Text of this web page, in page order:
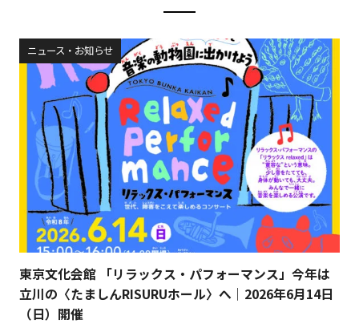
東京文化会館 「リラックス・パフォーマンス」今年は
立川の〈たましんRISURUホール〉へ｜2026年6月14日
（日）開催
ニュース・お知らせ